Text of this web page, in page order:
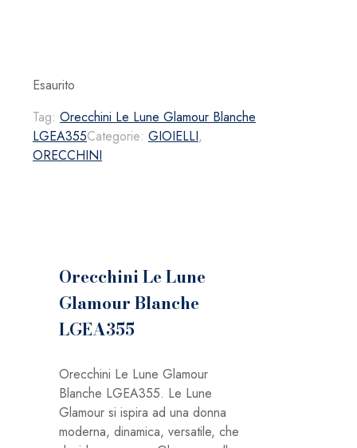
Esaurito
Tag: Orecchini Le Lune Glamour Blanche
LGEA355Categorie: GIOIELLI,
ORECCHINI
Orecchini Le Lune
Glamour Blanche
LGEA355
Orecchini Le Lune Glamour
Blanche LGEA355. Le Lune
Glamour si ispira ad una donna
moderna, dinamica, versatile, che